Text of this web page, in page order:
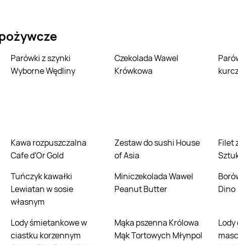
Parówki z szynki
Wyborne Wędliny
Czekolada Wawel
Krówkowa
Parówki z filetem z
Kawa rozpuszczalna
Cafe d'Or Gold
Zestaw do sushi House
of Asia
Filet z piersi kurczaka
Tuńczyk kawałki
Lewiatan w sosie
własnym
Miniczekolada Wawel
Peanut Butter
Borówka amerykańska
Dino
Lody śmietankowe w
ciastku korzennym
Mąka pszenna Królowa
Mąk Tortowych Młynpol
Lody o smaku